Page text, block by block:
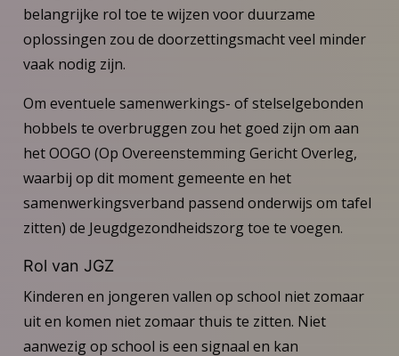
belangrijke rol toe te wijzen voor duurzame
oplossingen zou de doorzettingsmacht veel minder
vaak nodig zijn.
Om eventuele samenwerkings- of stelselgebonden
hobbels te overbruggen zou het goed zijn om aan
het OOGO (Op Overeenstemming Gericht Overleg,
waarbij op dit moment gemeente en het
samenwerkingsverband passend onderwijs om tafel
zitten) de Jeugdgezondheidszorg toe te voegen.
Rol van JGZ
Kinderen en jongeren vallen op school niet zomaar
uit en komen niet zomaar thuis te zitten. Niet
aanwezig op school is een signaal en kan